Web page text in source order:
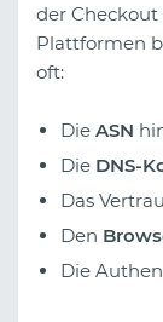
der
Plattformen
oft:
Die ASN
Die DNS-
Das
Den
Die